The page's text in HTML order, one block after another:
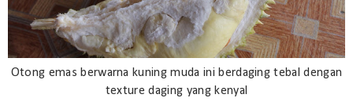
Otong emas berwarna kuning muda ini berdaging tebal dengan
texture daging yang kenyal